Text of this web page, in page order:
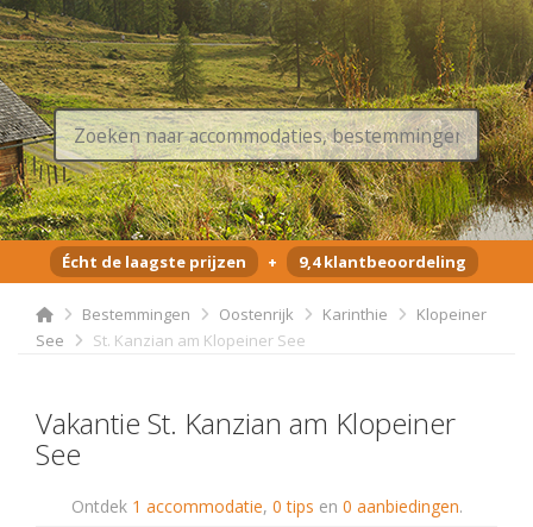
Écht de laagste prijzen + 9,4 klantbeoordeling
Bestemmingen Oostenrijk Karinthie
Klopeiner
See
St. Kanzian am Klopeiner See
Vakantie St. Kanzian am Klopeiner
See
Ontdek 1 accommodatie, 0 tips en 0 aanbiedingen.